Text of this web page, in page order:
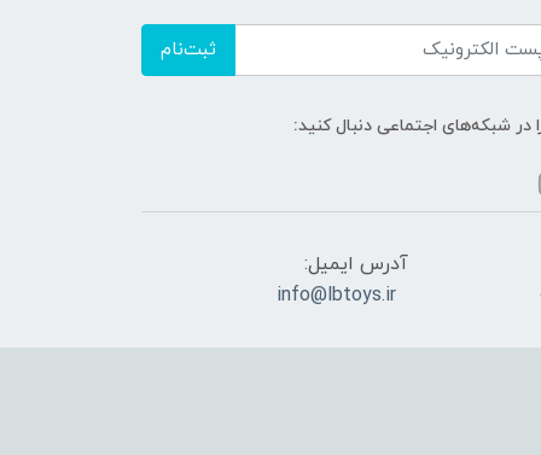
ثبت‌نام
در شبکه‌های اجتماعی دنبال کنید:
آدرس ایمیل:
info@lbtoys.ir